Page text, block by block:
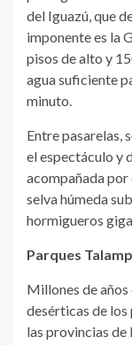
del Iguazú, que
imponente es la
pisos de alto y
agua suficiente
minuto.
Entre pasarelas,
el espectáculo y
acompañada por
selva húmeda
hormigueros
Parques
Millones de
desérticas de los
las provincias de